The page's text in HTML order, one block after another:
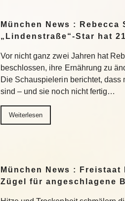
München News : Rebecca
„Lindenstraße“-Star hat
Vor nicht ganz zwei Jahren hat
beschlossen, ihre Ernährung zu
Die Schauspielerin berichtet, dass
sind – und sie noch nicht fertig…
Weiterlesen
München News :
Zügel für angeschlagene